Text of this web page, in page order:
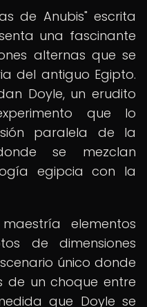
de Anubis" escrita
una fascinante
alternas que se
del antiguo Egipto.
Doyle, un erudito
que lo
paralela de la
se mezclan
egipcia con la
elementos
de dimensiones
único donde
de un choque entre
que Doyle se